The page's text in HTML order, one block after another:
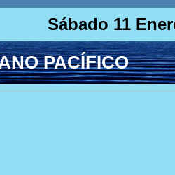
Sábado 11
PACÍFICO